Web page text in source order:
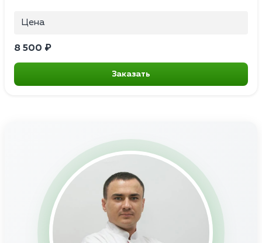
Цена
8 500 ₽
Заказать